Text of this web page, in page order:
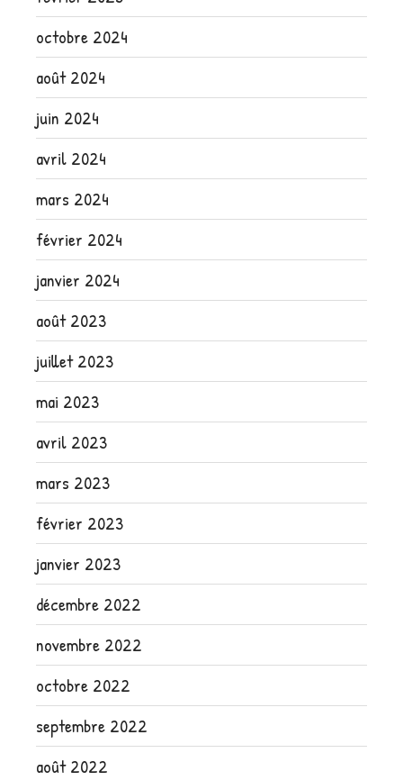
octobre 2024
août 2024
juin 2024
avril 2024
mars 2024
février 2024
janvier 2024
août 2023
juillet 2023
mai 2023
avril 2023
mars 2023
février 2023
janvier 2023
décembre 2022
novembre 2022
octobre 2022
septembre 2022
août 2022